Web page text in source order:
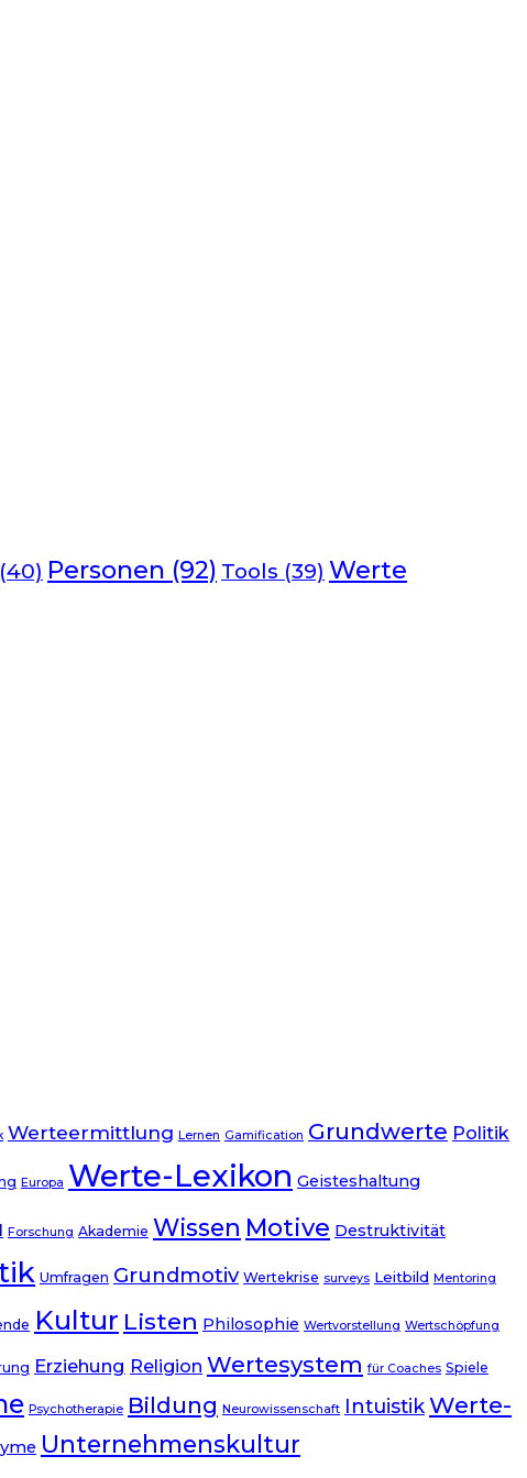
(40) Personen (92) Tools (39) Werte
Werteermittlung Lernen Gamification Grundwerte Politik
Europa Werte-Lexikon Geisteshaltung
Forschung Akademie Wissen Motive Destruktivität
Umfragen Grundmotiv Wertekrise surveys Leitbild Mentoring
Kultur Listen Philosophie Wertvorstellung Wertschöpfung
Erziehung Religion Wertesystem für Coaches Spiele
Psychotherapie Bildung Neurowissenschaft IntuistikWerte-
Unternehmenskultur